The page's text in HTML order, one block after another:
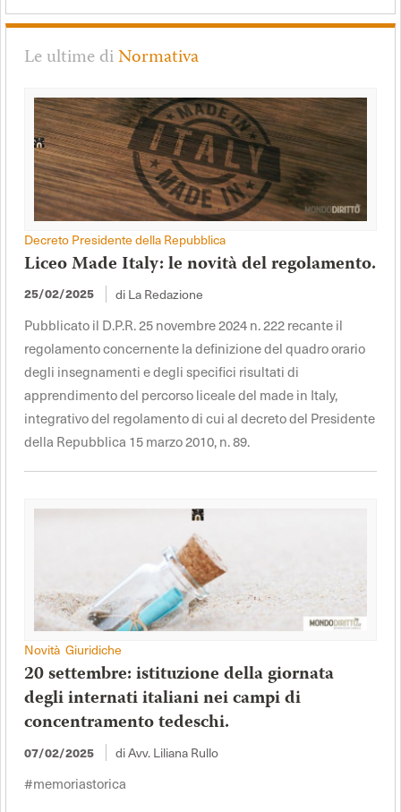
Le ultime diNormativa
Decreto Presidente della Repubblica
Liceo Made Italy: le novità del regolamento.
25/02/2025 di La Redazione
Pubblicato il D.P.R. 25 novembre 2024 n. 222 recante il
regolamento concernente la definizione del quadro orario
degli insegnamenti e degli specifici risultati di
apprendimento del percorso liceale del made in Italy,
integrativo del regolamento di cui al decreto del Presidente
della Repubblica 15 marzo 2010, n. 89.
Novità Giuridiche
20 settembre: istituzione della giornata
degli internati italiani nei campi di
concentramento tedeschi.
07/02/2025 di Avv. Liliana Rullo
#memoriastorica